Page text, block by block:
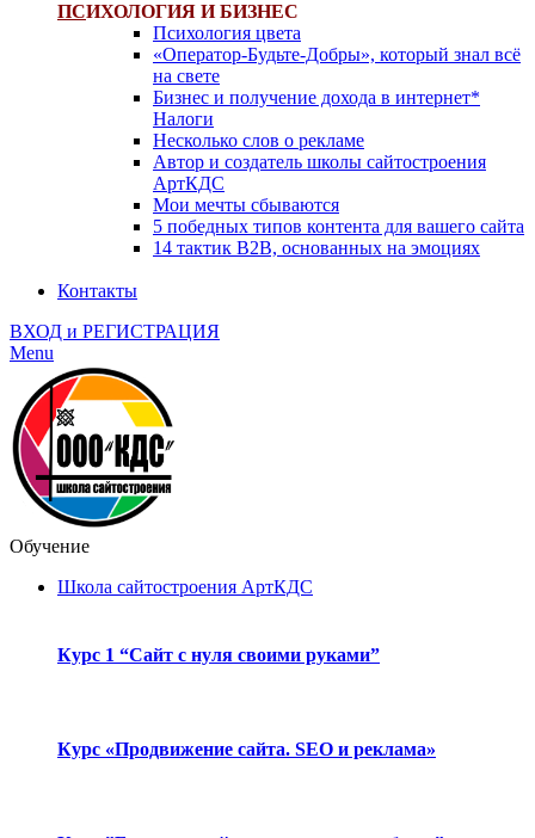
ПСИХОЛОГИЯ И БИЗНЕС
Психология цвета
«Оператор-Будьте-Добры», который знал всё
на свете
Бизнес и получение дохода в интернет*
Налоги
Несколько слов о рекламе
Автор и создатель школы сайтостроения
АртКДС
Мои мечты сбываются
5 победных типов контента для вашего сайта
14 тактик B2B, основанных на эмоциях
Контакты
ВХОД и РЕГИСТРАЦИЯ
Menu
Обучение
Школа сайтостроения АртКДС
Курс 1 “Сайт с нуля своими руками”
Курс «Продвижение сайта. SEO и реклама»